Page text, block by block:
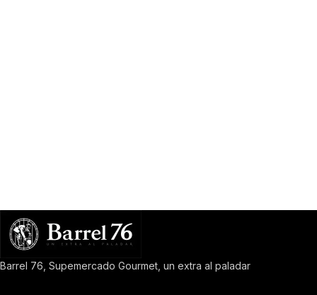
Barrel 76, Supemercado Gourmet, un extra al paladar